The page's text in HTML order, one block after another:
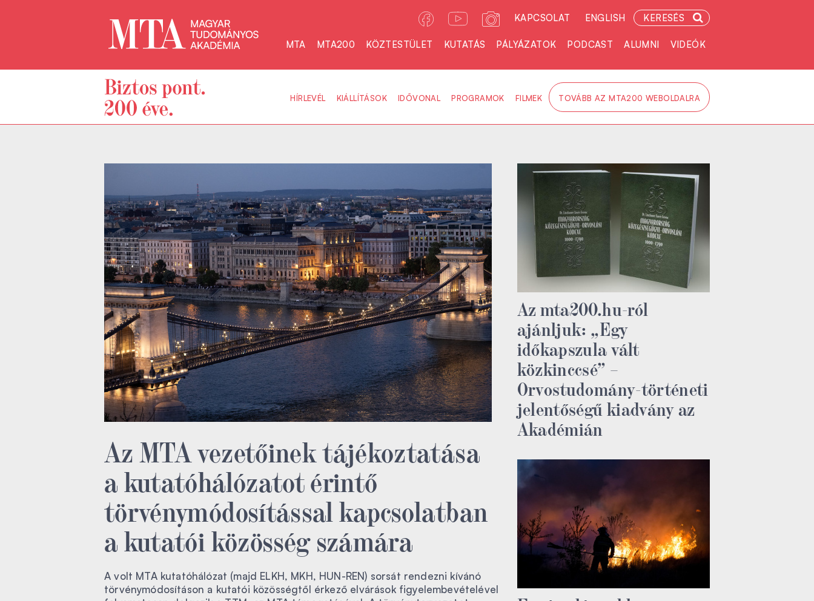
KAPCSOLAT ENGLISH KERESÉS
MTA MTA200 KÖZTESTÜLET KUTATÁS PÁLYÁZATOK PODCAST ALUMNI VIDEÓK
HÍRLEVÉL KIÁLLÍTÁSOK IDŐVONAL PROGRAMOK FILMEK TOVÁBB AZ MTA200 WEBOLDALRA
Az MTA vezetőinek tájékoztatása
a kutatóhálózatot érintő
törvénymódosítással kapcsolatban
a kutatói közösség számára
A volt MTA kutatóhálózat (majd ELKH, MKH, HUN-REN) sorsát rendezni kívánó
törvénymódosításon a kutatói közösségtől érkező elvárások figyelembevételével
Az mta200.hu-ról
ajánljuk: „Egy
időkapszula vált
közkinccsé” –
Orvostudomány-történeti
jelentőségű kiadvány az
Akadémián